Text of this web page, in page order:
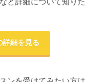
詳細を見る